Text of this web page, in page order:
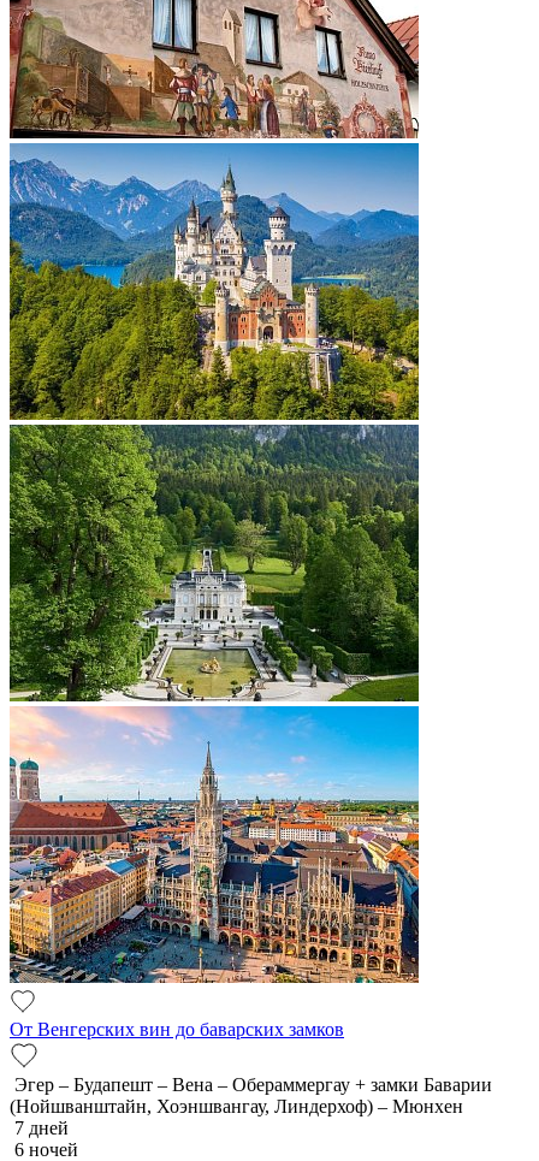
От Венгерских вин до баварских замков
Эгер – Будапешт – Вена – Обераммергау + замки Баварии
(Нойшванштайн, Хоэншвангау, Линдерхоф) – Мюнхен
7 дней
6 ночей